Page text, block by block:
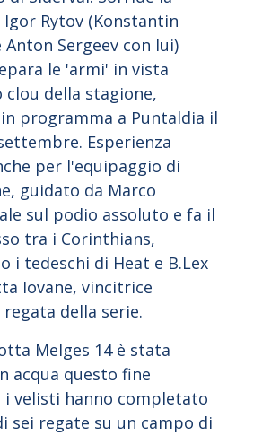
Rytov (Konstantin
Anton Sergeev con lui)
le 'armi' in vista
clou della stagione,
programma a Puntaldia il
Esperienza
per l'equipaggio di
guidato da Marco
sul podio assoluto e fa il
tra i Corinthians,
i tedeschi di Heat e B.Lex
Iovane, vincitrice
della serie.
Melges 14 è stata
acqua questo fine
i velisti hanno completato
sei regate su un campo di